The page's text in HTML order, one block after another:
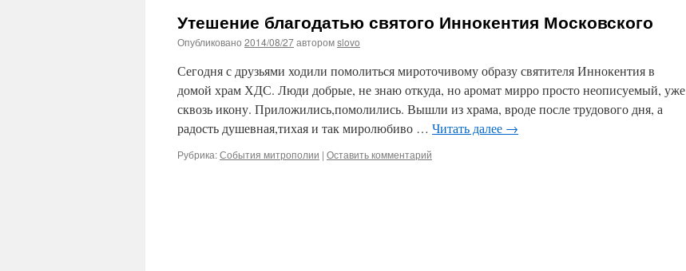
Утешение благодатью святого Иннокентия Московского
Опубликовано 2014/08/27авторомslovo
Сегодня с друзьями ходили помолиться мироточивому образу святителя Иннокентия в
домой храм ХДС. Люди добрые, не знаю откуда, но аромат мирро просто неописуемый, уже
сквозь икону. Приложились,помолились. Вышли из храма, вроде после трудового дня, а
радость душевная,тихая и так миролюбиво … Читать далее →
Рубрика:События митрополии | Оставить комментарий